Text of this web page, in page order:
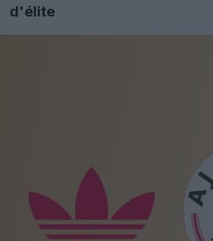
d'élite